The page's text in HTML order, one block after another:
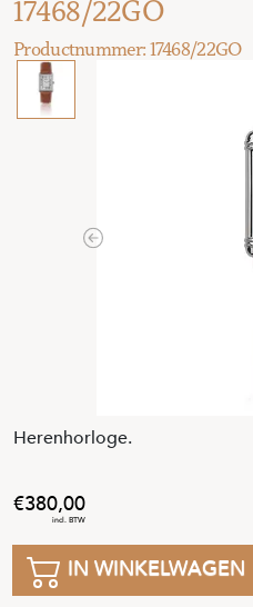
17468/22GO
Previous
Herenhorloge.
380,00
IN WINKELWAGEN